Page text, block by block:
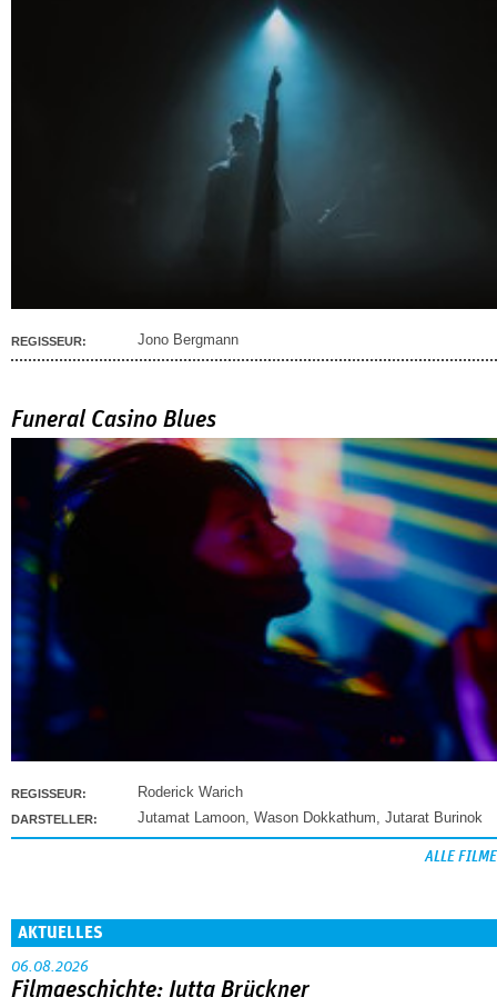
REGISSEUR: Jono Bergmann
Funeral Casino Blues
REGISSEUR: Roderick Warich
DARSTELLER: Jutamat Lamoon, Wason Dokkathum, Jutarat Burinok
ALLE FILME
AKTUELLES
06.08.2026
Filmgeschichte: Jutta Brückner